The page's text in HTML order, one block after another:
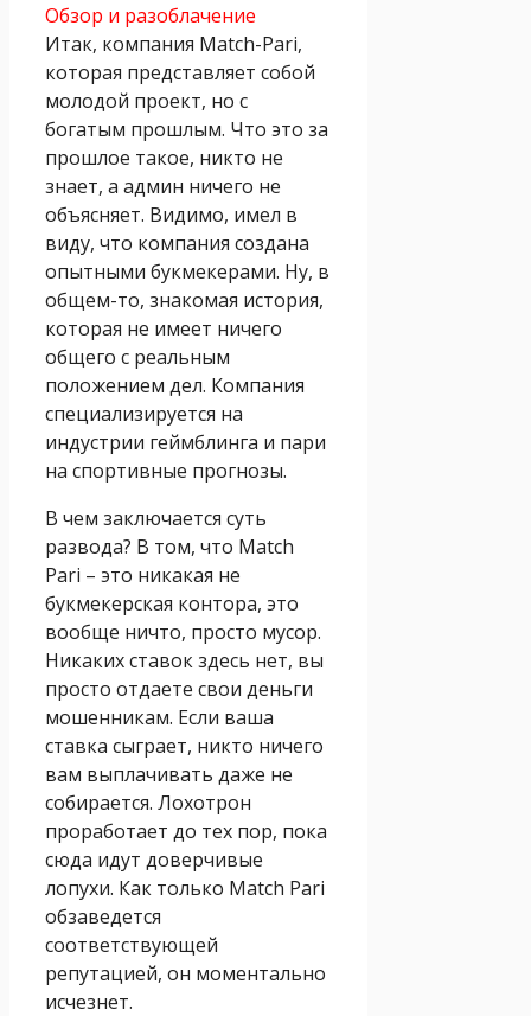
Обзор и разоблачение
Итак, компания Match-Pari,
которая представляет собой
молодой проект, но с
богатым прошлым. Что это за
прошлое такое, никто не
знает, а админ ничего не
объясняет. Видимо, имел в
виду, что компания создана
опытными букмекерами. Ну, в
общем-то, знакомая история,
которая не имеет ничего
общего с реальным
положением дел. Компания
специализируется на
индустрии геймблинга и пари
на спортивные прогнозы.
В чем заключается суть
развода? В том, что Match
Pari – это никакая не
букмекерская контора, это
вообще ничто, просто мусор.
Никаких ставок здесь нет, вы
просто отдаете свои деньги
мошенникам. Если ваша
ставка сыграет, никто ничего
вам выплачивать даже не
собирается. Лохотрон
проработает до тех пор, пока
сюда идут доверчивые
лопухи. Как только Match Pari
обзаведется
соответствующей
репутацией, он моментально
исчезнет.